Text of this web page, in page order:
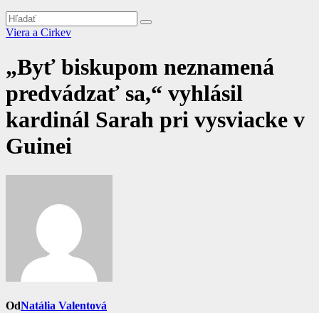
Viera a Cirkev
„Byť biskupom neznamená
predvádzať sa,“ vyhlásil
kardinál Sarah pri vysviacke v
Guinei
OdNatália Valentová